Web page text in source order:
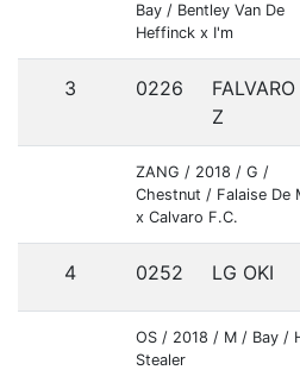
Bay / Bentley Van De
Heffinck x I'm
3 0226
Z
ZANG / 2018 / G /
Chestnut / Falaise De
x Calvaro F.C.
4 0252 LG OKI
OS / 2018 / M / Bay /
Stealer